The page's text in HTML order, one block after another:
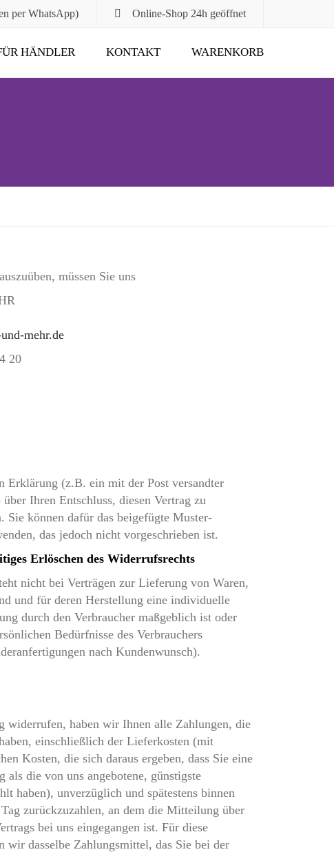
per WhatsApp) Online-Shop 24h geöffnet
Submit
HÄNDLER KONTAKT WARENKORB
müssen Sie uns
mehr.de
20
Erklärung (z.B. ein mit der Post versandter
Ihren Entschluss, diesen Vertrag zu
können dafür das beigefügte Muster-
das jedoch nicht vorgeschrieben ist.
Erlöschen des Widerrufsrechts
nicht bei Verträgen zur Lieferung von Waren,
und für deren Herstellung eine individuelle
durch den Verbraucher maßgeblich ist oder
Bedürfnisse des Verbrauchers
nach Kundenwunsch).
widerrufen, haben wir Ihnen alle Zahlungen, die
einschließlich der Lieferkosten (mit
Kosten, die sich daraus ergeben, dass Sie eine
als die von uns angebotene, günstigste
haben), unverzüglich und spätestens binnen
zurückzuzahlen, an dem die Mitteilung über
bei uns eingegangen ist. Für diese
wir dasselbe Zahlungsmittel, das Sie bei der